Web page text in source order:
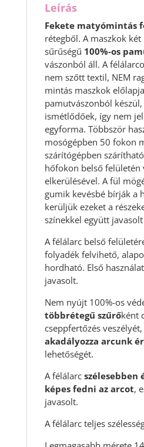
Leírás
Fekete matyómintás
rétegből. A maszkok
sűrűségű 100%-os
vászonból áll. A
nem szőtt textil, NEM
mintás maszkok
pamutvászonból
ismétlődőek, így nem
egyforma. Többször
mosógépben 50 fokon
szárítógépben
hőfokon belső felületén
elkerülésével. A fül
gumik kevésbé bírják a
kerüljük ezeket a
színekkel együtt
A félálarc belső
folyadék felvihető,
hordható. Első
javasolt.
Nem nyújt 100%-os
többrétegű szűrőként
cseppfertőzés
akadályozza arcunk
lehetőségét.
A félálarc szélesebben
képes fedni az arcot,
javasolt.
A félálarc teljes